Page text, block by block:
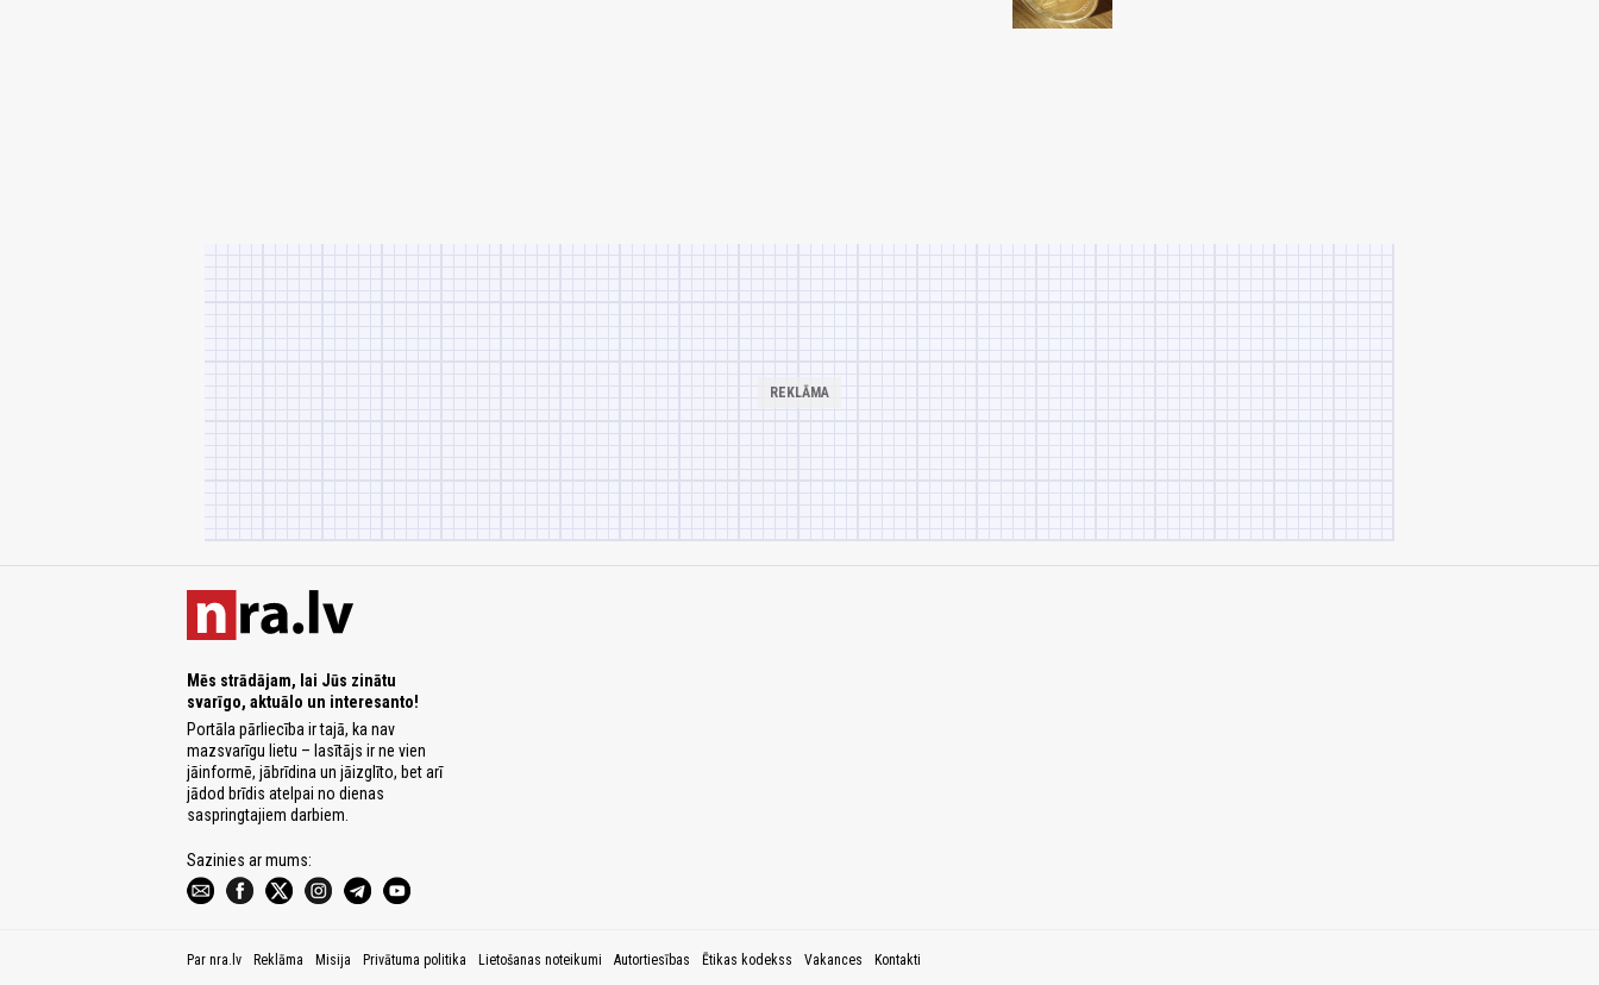
Mēs strādājam, lai Jūs zinātu
svarīgo, aktuālo un interesanto!
Portāla pārliecība ir tajā, ka nav
mazsvarīgu lietu – lasītājs ir ne vien
jāinformē, jābrīdina un jāizglīto, bet arī
jādod brīdis atelpai no dienas
saspringtajiem darbiem.
Sazinies ar mums:
Par nra.lv Reklāma Misija Privātuma politika Lietošanas noteikumi Autortiesības Ētikas kodekss Vakances Kontakti